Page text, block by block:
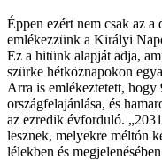
Éppen ezért nem csak az
emlékezzünk a Királyi
Ez a hitünk alapját adja,
szürke hétköznapokon
Arra is emlékeztetett, hogy
országfelajánlása, és
az ezredik évforduló.
lesznek, melyekre méltón
lélekben és